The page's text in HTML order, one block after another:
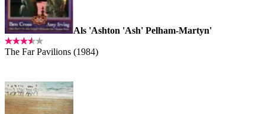
Als 'Ashton 'Ash' Pelham-Martyn'
The Far Pavilions (1984)